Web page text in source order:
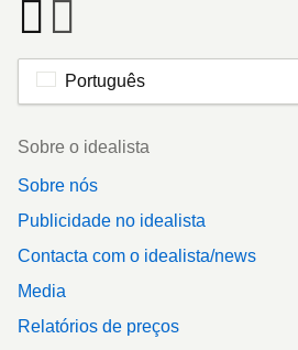
Português
Footer
Sobre o idealista
Sobre nós
Publicidade no idealista
Contacta com o idealista/news
Media
Relatórios de preços